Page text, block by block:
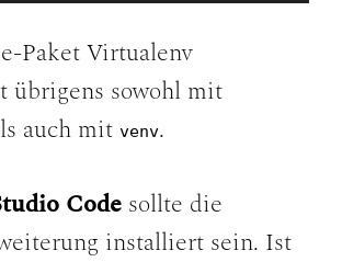
Paket Virtualenv
sowohl mit
auch mit venv.
Code sollte die
installiert sein. Ist